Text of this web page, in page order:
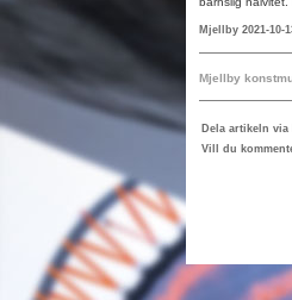
Mjellby 2021-10-
Mjellby
Dela artikeln via
Vill du